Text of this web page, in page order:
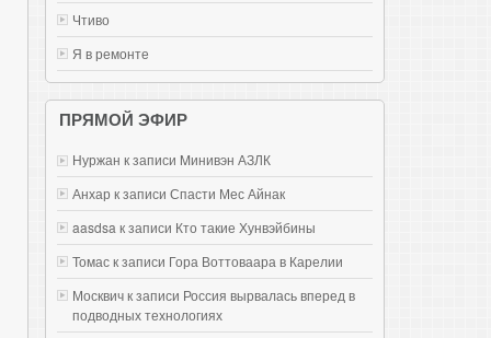
Чтиво
Я в ремонте
ПРЯМОЙ ЭФИР
Нуржан к записи Mинивэн АЗЛК
Анхар к записи Спасти Мес Айнак
aasdsa к записи Кто такие Хунвэйбины
Томас к записи Гора Воттоваара в Карелии
Москвич к записи Россия вырвалась вперед в
подводных технологиях